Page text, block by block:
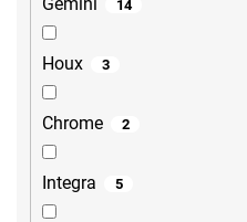
Gemini 14
Houx 3
Chrome 2
Integra 5